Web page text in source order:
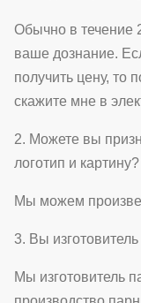
Обычно в течение
ваше дознание.
получить цену, то
скажите мне в
2. Можете вы
логотип и картину?
Мы можем
3. Вы
Мы изготовитель